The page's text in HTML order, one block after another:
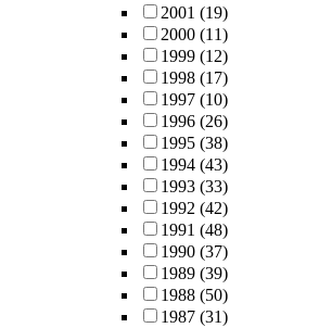
2001 (19)
2000 (11)
1999 (12)
1998 (17)
1997 (10)
1996 (26)
1995 (38)
1994 (43)
1993 (33)
1992 (42)
1991 (48)
1990 (37)
1989 (39)
1988 (50)
1987 (31)